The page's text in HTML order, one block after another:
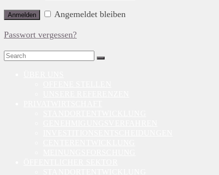
Anmelden Angemeldet bleiben
Passwort vergessen?
Search